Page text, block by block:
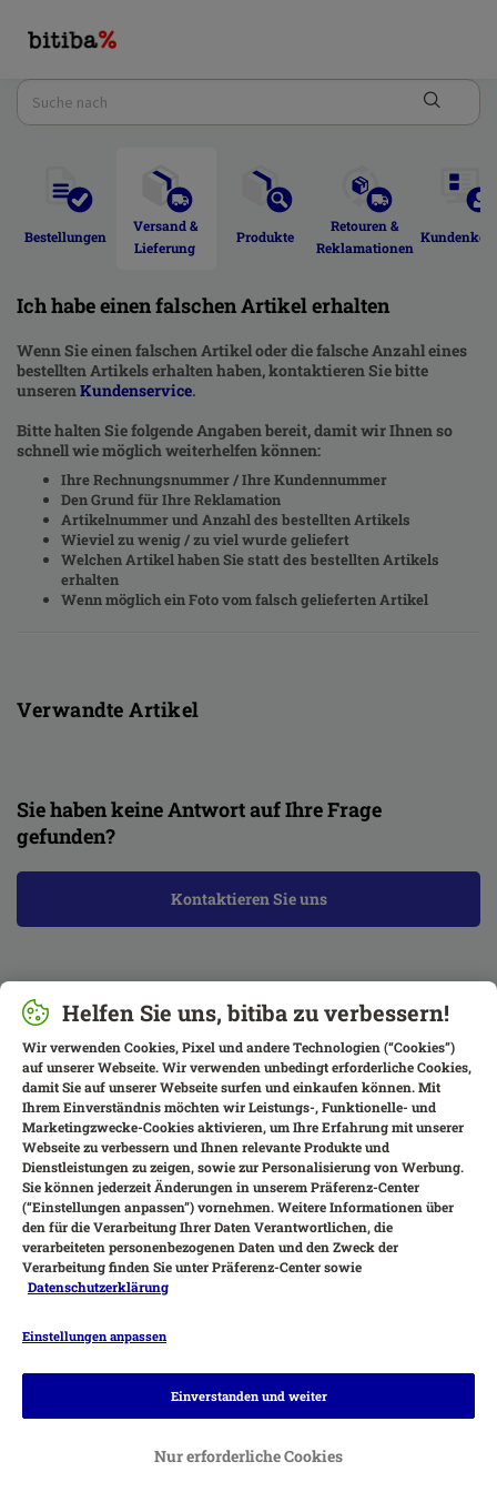
Bestellungen
Versand &
Lieferung
Produkte
Retouren &
Reklamationen
Ich habe einen falschen Artikel erhalten
Wenn Sie einen falschen Artikel oder die falsche Anzahl eines
bestellten Artikels erhalten haben, kontaktieren Sie bitte
unserenKundenservice.
Bitte halten Sie folgende Angaben bereit, damit wir Ihnen so
schnell wie möglich weiterhelfen können:
Ihre Rechnungsnummer / Ihre Kundennummer
Den Grund für Ihre Reklamation
Artikelnummer und Anzahl des bestellten Artikels
Wieviel zu wenig / zu viel wurde geliefert
Welchen Artikel haben Sie statt des bestellten Artikels
erhalten
Wenn möglich ein Foto vom falsch gelieferten Artikel
Verwandte Artikel
Sie haben keine Antwort auf Ihre Frage
gefunden?
Kontaktieren Sie uns
Zahlungsarten
Rechnung Bankeinzug
Helfen Sie uns, bitiba zu verbessern!
Wir verwenden Cookies, Pixel und andere Technologien (“Cookies”)
auf unserer Webseite. Wir verwenden unbedingt erforderliche Cookies,
damit Sie auf unserer Webseite surfen und einkaufen können. Mit
Ihrem Einverständnis möchten wir Leistungs-, Funktionelle- und
Marketingzwecke-Cookies aktivieren, um Ihre Erfahrung mit unserer
Webseite zu verbessern und Ihnen relevante Produkte und
Dienstleistungen zu zeigen, sowie zur Personalisierung von Werbung.
Sie können jederzeit Änderungen in unserem Präferenz-Center
(“Einstellungen anpassen”) vornehmen. Weitere Informationen über
den für die Verarbeitung Ihrer Daten Verantwortlichen, die
verarbeiteten personenbezogenen Daten und den Zweck der
Verarbeitung finden Sie unter Präferenz-Center sowie
Datenschutzerklärung
Einstellungen anpassen
Nur erforderliche Cookies
Einverstanden und weiter